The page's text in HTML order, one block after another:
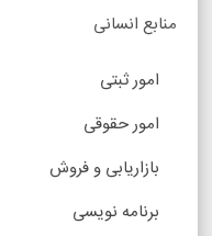
منابع انسانی
امور ثبتی
امور حقوقی
بازاریابی و فروش
برنامه نویسی